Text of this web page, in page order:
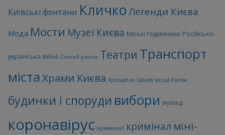
Київські фонтани Кличко Легенди Києва
Мода Мости Музеї Києва Міські годинники Російсько-
українська війна Сінний ринок Театри Транспорт
міста Храми Києва Хрещатик Цікаві місця Києва
будинки і споруди вибори вулиці
коронавірус криминал кримінал міні-